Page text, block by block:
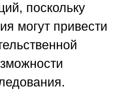
поскольку
могут привести